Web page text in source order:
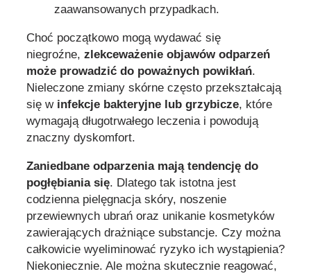
zaawansowanych przypadkach.
Choć początkowo mogą wydawać się
niegroźne, zlekceważenie objawów odparzeń
może prowadzić do poważnych powikłań.
Nieleczone zmiany skórne często przekształcają
się w infekcje bakteryjne lub grzybicze, które
wymagają długotrwałego leczenia i powodują
znaczny dyskomfort.
Zaniedbane odparzenia mają tendencję do
pogłębiania się. Dlatego tak istotna jest
codzienna pielęgnacja skóry, noszenie
przewiewnych ubrań oraz unikanie kosmetyków
zawierających drażniące substancje. Czy można
całkowicie wyeliminować ryzyko ich wystąpienia?
Niekoniecznie. Ale można skutecznie reagować,